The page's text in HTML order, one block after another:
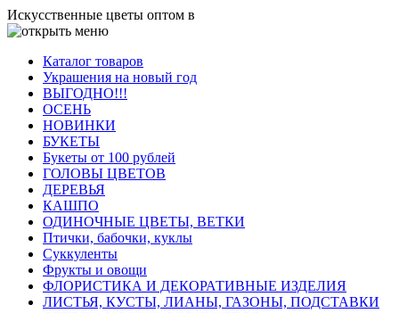
Искусственные цветы оптом в
Каталог товаров
Украшения на новый год
ВЫГОДНО!!!
ОСЕНЬ
НОВИНКИ
БУКЕТЫ
Букеты от 100 рублей
ГОЛОВЫ ЦВЕТОВ
ДЕРЕВЬЯ
КАШПО
ОДИНОЧНЫЕ ЦВЕТЫ, ВЕТКИ
Птички, бабочки, куклы
Суккуленты
Фрукты и овощи
ФЛОРИСТИКА И ДЕКОРАТИВНЫЕ ИЗДЕЛИЯ
ЛИСТЬЯ, КУСТЫ, ЛИАНЫ, ГАЗОНЫ, ПОДСТАВКИ